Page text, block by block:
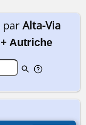
par Alta-Via
Autriche